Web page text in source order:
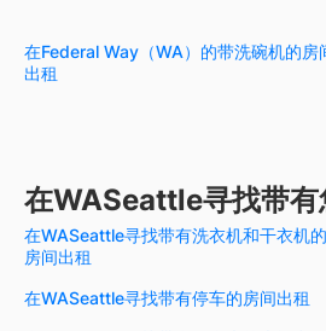
在Federal Way（WA）的带洗碗机的房
出租
在WASeattle寻找带有
在WASeattle寻找带有洗衣机和干衣机的
房间出租
在WASeattle寻找带有停车的房间出租